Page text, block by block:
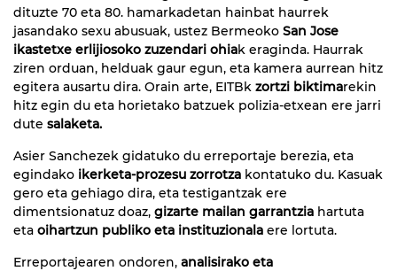
dituzte 70 eta 80. hamarkadetan hainbat haurrek
jasandako sexu abusuak, ustez Bermeoko San Jose
ikastetxe erlijiosoko zuzendari ohiak eraginda. Haurrak
ziren orduan, helduak gaur egun, eta kamera aurrean hitz
egitera ausartu dira. Orain arte, EITBk zortzi biktimarekin
hitz egin du eta horietako batzuek polizia-etxean ere jarri
dute salaketa.
Asier Sanchezek gidatuko du erreportaje berezia, eta
egindako ikerketa-prozesu zorrotza kontatuko du. Kasuak
gero eta gehiago dira, eta testigantzak ere
dimentsionatuz doaz, gizarte mailan garrantzia hartuta
eta oihartzun publiko eta instituzionala ere lortuta.
Erreportajearen ondoren, analisirako eta